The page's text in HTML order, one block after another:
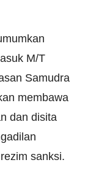
M/T
Samudra
membawa
dan disita
sanksi.